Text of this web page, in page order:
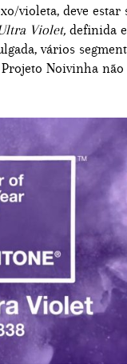
violeta, deve estar
Violet, definida
vários
Noivinha